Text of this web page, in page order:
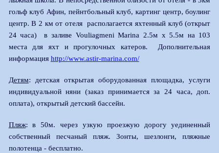
гольф клуб Афин, пейнтбольный клуб, картинг центр, боулинг
центр. В 2 км от отеля располагается яхтенный клуб (открыт
24 часа) в заливе Vouliagmeni Marina 2.5м х 5.5м на 103
места для яхт и прогулочных катеров. Дополнительная
информация http://www.astir-marina.com/
Детям: детская открытая оборудованная площадка, услуги
индивидуальной няни (заказ принимается за 24 часа, доп.
оплата), открытый детский бассейн.
Пляж: в 50м. через узкую проезжую дорогу уединенный
собственный песчаный пляж. Зонты, шезлонги, пляжные
полотенца - бесплатно.